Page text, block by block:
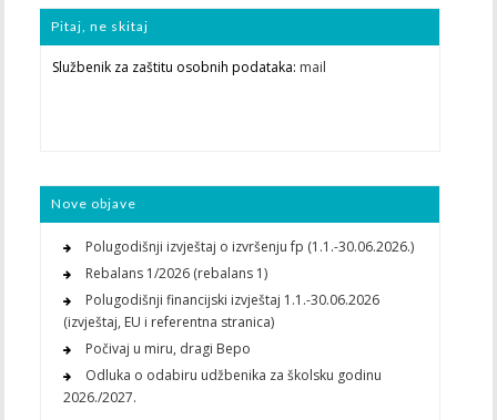
Pitaj, ne skitaj
Službenik za zaštitu osobnih podataka: mail
Nove objave
Polugodišnji izvještaj o izvršenju fp (1.1.-30.06.2026.)
Rebalans 1/2026 (rebalans 1)
Polugodišnji financijski izvještaj 1.1.-30.06.2026
(izvještaj, EU i referentna stranica)
Počivaj u miru, dragi Bepo
Odluka o odabiru udžbenika za školsku godinu
2026./2027.